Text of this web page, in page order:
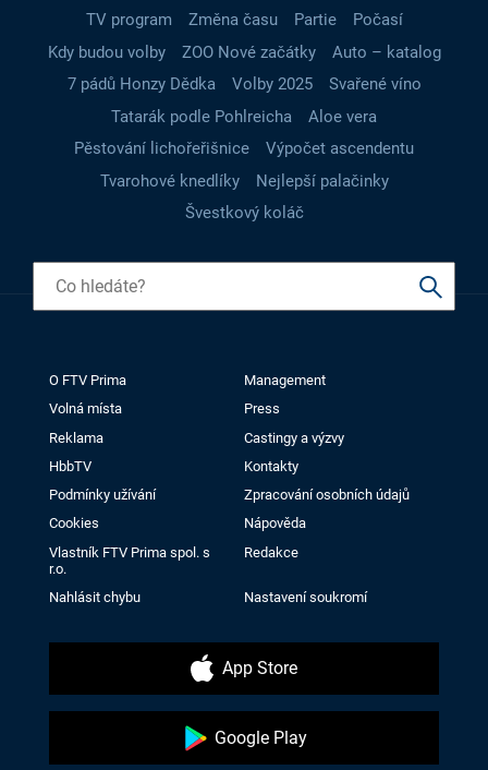
TV program
Změna času Partie
Počasí
Kdy budou volby
ZOO Nové začátky
Auto – katalog
7 pádů Honzy Dědka
Volby 2025
Svařené víno
Tatarák podle Pohlreicha
Aloe vera
Pěstování lichořeřišnice
Výpočet ascendentu
Tvarohové knedlíky
Nejlepší palačinky
Švestkový koláč
O FTV Prima
Management
Volná místa
Press
Reklama
Castingy a výzvy
HbbTV
Kontakty
Podmínky užívání
Zpracování osobních údajů
Cookies
Nápověda
Vlastník FTV Prima spol. s
r.o.
Redakce
Nahlásit chybu Nastavení soukromí
App Store
Google Play